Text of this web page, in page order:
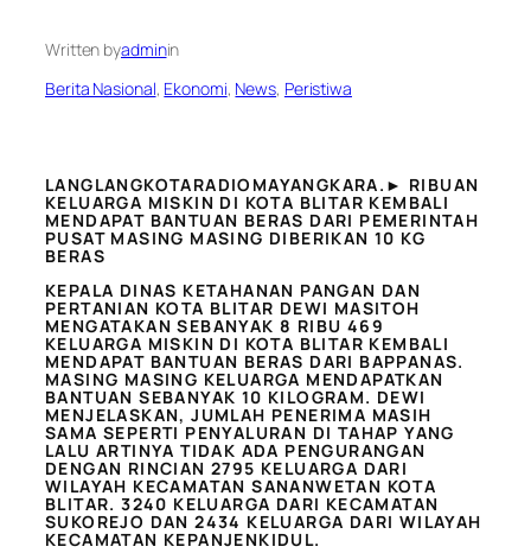
Written byadminin
Berita Nasional, Ekonomi, News, Peristiwa
LANGLANGKOTARADIOMAYANGKARA.► RIBUAN
KELUARGA MISKIN DI KOTA BLITAR KEMBALI
MENDAPAT BANTUAN BERAS DARI PEMERINTAH
PUSAT MASING MASING DIBERIKAN 10 KG
BERAS
KEPALA DINAS KETAHANAN PANGAN DAN
PERTANIAN KOTA BLITAR DEWI MASITOH
MENGATAKAN SEBANYAK 8 RIBU 469
KELUARGA MISKIN DI KOTA BLITAR KEMBALI
MENDAPAT BANTUAN BERAS DARI BAPPANAS.
MASING MASING KELUARGA MENDAPATKAN
BANTUAN SEBANYAK 10 KILOGRAM. DEWI
MENJELASKAN, JUMLAH PENERIMA MASIH
SAMA SEPERTI PENYALURAN DI TAHAP YANG
LALU ARTINYA TIDAK ADA PENGURANGAN
DENGAN RINCIAN 2795 KELUARGA DARI
WILAYAH KECAMATAN SANANWETAN KOTA
BLITAR. 3240 KELUARGA DARI KECAMATAN
SUKOREJO DAN 2434 KELUARGA DARI WILAYAH
KECAMATAN KEPANJENKIDUL.